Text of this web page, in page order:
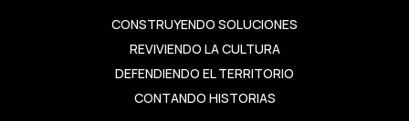
CONSTRUYENDO SOLUCIONES
REVIVIENDO LA CULTURA
DEFENDIENDO EL TERRITORIO
CONTANDO HISTORIAS